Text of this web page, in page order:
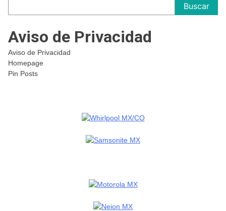
Buscar
Aviso de Privacidad
Aviso de Privacidad
Homepage
Pin Posts